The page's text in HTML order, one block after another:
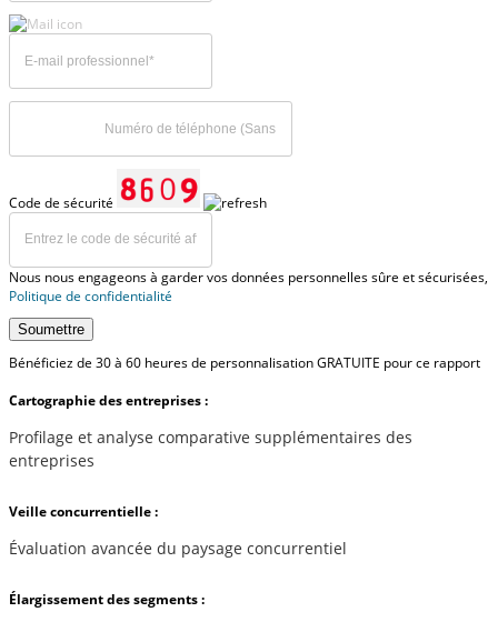
Code de sécurité
Nous nous engageons à garder vos données personnelles sûre et sécurisées,
Politique de confidentialité
Soumettre
Bénéficiez de 30 à 60 heures de personnalisation GRATUITE pour ce rapport
Cartographie des entreprises :
Profilage et analyse comparative supplémentaires des
entreprises
Veille concurrentielle :
Évaluation avancée du paysage concurrentiel
Élargissement des segments :